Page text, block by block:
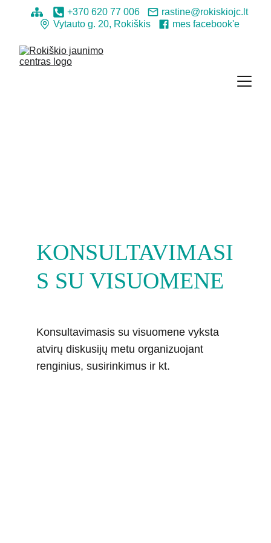
KONSULTAVIMASI
S SU VISUOMENE
Konsultavimasis su visuomene vyksta
atvirų diskusijų metu organizuojant
renginius, susirinkimus ir kt.
+370 620 77 006
rastine@rokiskiojc.lt
Vytauto g. 20, Rokiškis
mes facebook'e